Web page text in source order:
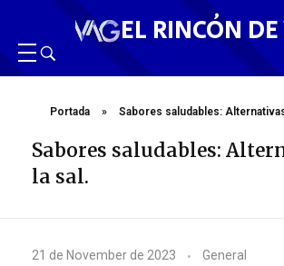
EL RINCÓN
Portada » Sabores saludables:
Sabores saludables:
la sal.
S
21 de November de 2023 General